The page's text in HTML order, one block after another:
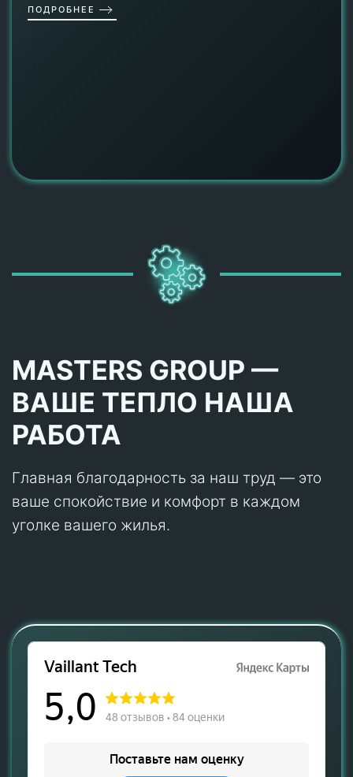
ПОДРОБНЕЕ
MASTERS GROUP —
ВАШЕ ТЕПЛО НАША
РАБОТА
Главная благодарность за наш труд — это
ваше спокойствие и комфорт в каждом
уголке вашего жилья.